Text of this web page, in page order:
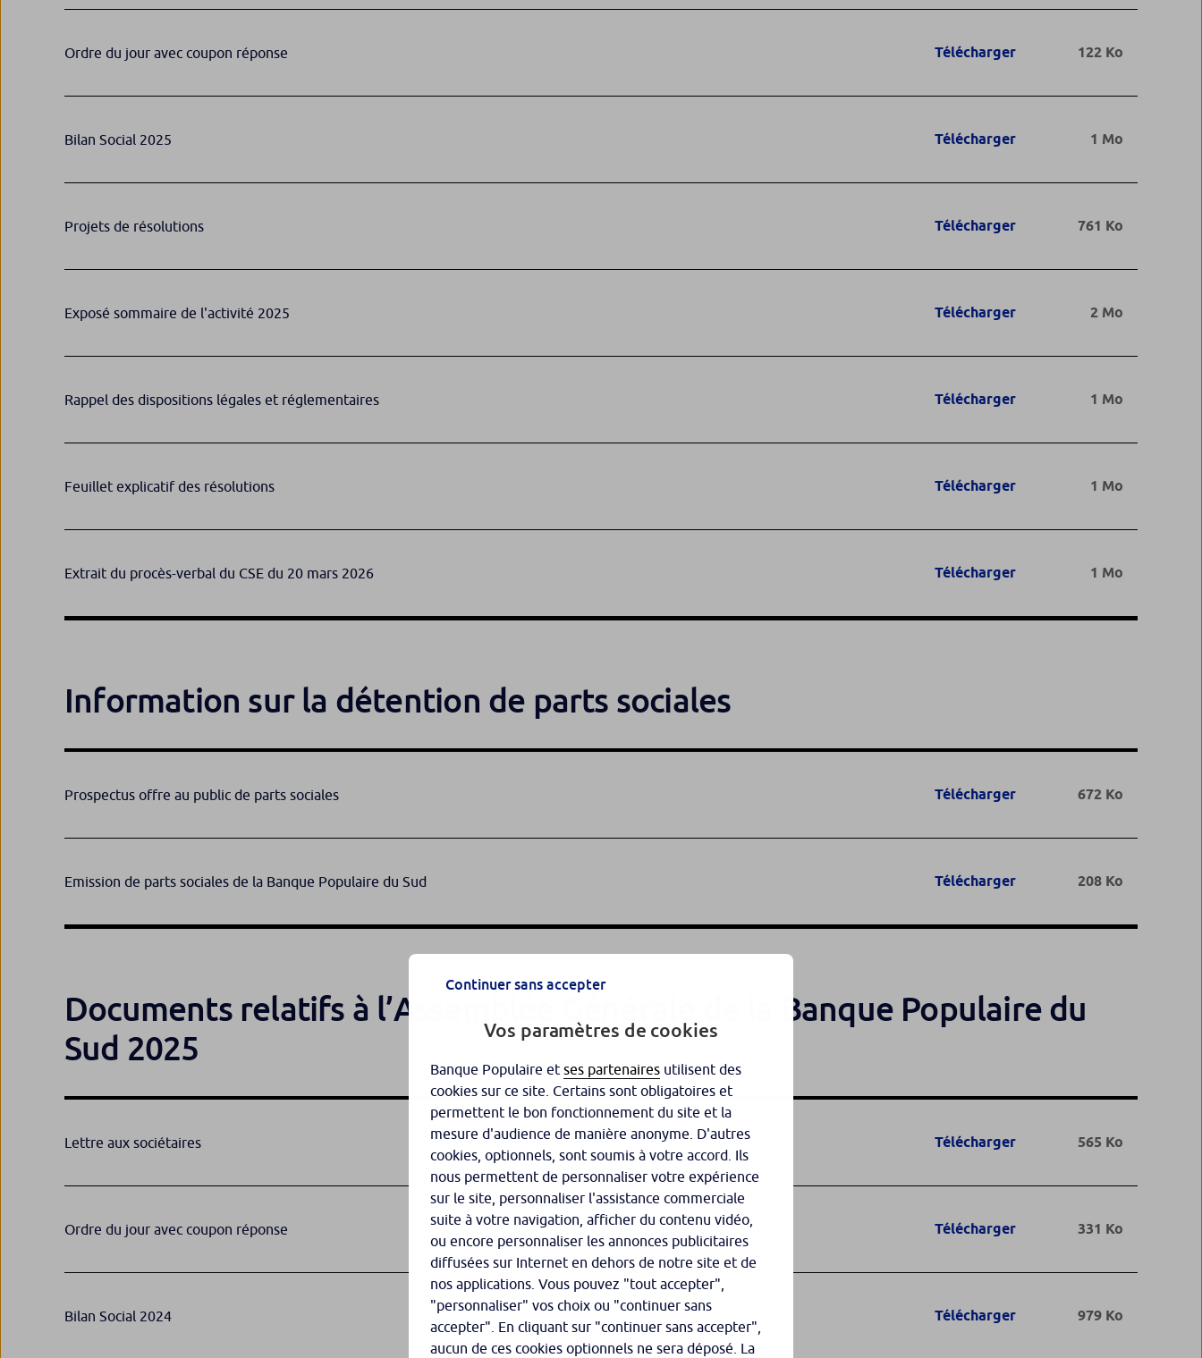
Ordre du jour avec coupon réponse Télécharger 122 Ko
Bilan Social 2025 Télécharger 1 Mo
Projets de résolutions Télécharger 761 Ko
Exposé sommaire de l'activité 2025 Télécharger 2 Mo
​Rappel des dispositions légales et réglementaires Télécharger 1 Mo
Feuillet explicatif des résolutions Télécharger 1 Mo
Extrait du procès-verbal du CSE du 20 mars 2026 Télécharger 1 Mo
Information sur la détention de parts sociales
Pr​ospectus offre au public de parts sociales Télécharger 672 Ko
Emission de parts sociales de la Banque Populaire du Sud Télécharger 208 Ko
Documents relatifs à l’Assemblée Générale de la Banque Populaire du
Sud 2025
Lettre aux sociétaires Télécharger 565 Ko
Ordre du jour avec coupon réponse Télécharger 331 Ko
Bilan Social 2024 Télécharger 979 Ko
Continuer sans accepter
Vos paramètres de cookies
Banque Populaire et ses partenaires utilisent des
cookies sur ce site. Certains sont obligatoires et
permettent le bon fonctionnement du site et la
mesure d'audience de manière anonyme. D'autres
cookies, optionnels, sont soumis à votre accord. Ils
nous permettent de personnaliser votre expérience
sur le site, personnaliser l'assistance commerciale
suite à votre navigation, afficher du contenu vidéo,
ou encore personnaliser les annonces publicitaires
diffusées sur Internet en dehors de notre site et de
nos applications. Vous pouvez "tout accepter",
"personnaliser" vos choix ou "continuer sans
accepter". En cliquant sur "continuer sans accepter",
aucun de ces cookies optionnels ne sera déposé. La